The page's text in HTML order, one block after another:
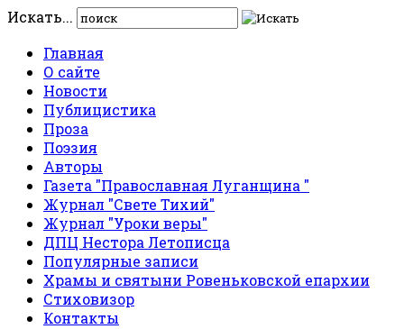
Искать...
Главная
О сайте
Новости
Публицистика
Проза
Поэзия
Авторы
Газета "Православная Луганщина "
Журнал "Свете Тихий"
Журнал "Уроки веры"
ДПЦ Нестора Летописца
Популярные записи
Храмы и святыни Ровеньковской епархии
Стиховизор
Контакты